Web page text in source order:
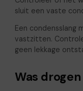
sluit een vaste
Een condensslang
vastzitten.
geen lekkage
Was